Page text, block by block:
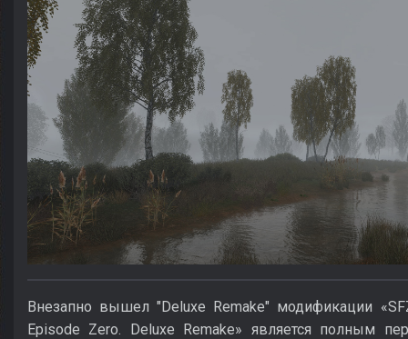
Внезапно вышел "Deluxe Remake" модификации
Episode Zero. Deluxe Remake» является полным